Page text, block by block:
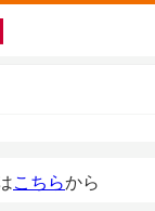
こちらから